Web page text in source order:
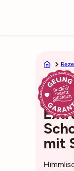
50min
mit